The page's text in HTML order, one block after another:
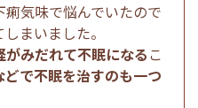
気味で悩んでいたので
まいました。
みだれて不眠になる こ
どで不眠を治すのも一つ